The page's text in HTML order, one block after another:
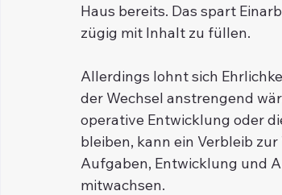
Haus bereits. Das spart
zügig mit Inhalt zu füllen.
Allerdings lohnt sich
der Wechsel anstrengend
operative Entwicklung oder
bleiben, kann ein Verbleib
Aufgaben, Entwicklung und
mitwachsen.